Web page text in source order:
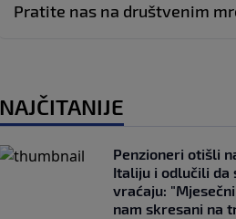
Pratite nas na društvenim
NAJČITANIJE
Penzioneri otišli
Italiju i odlučili da
vraćaju:
nam skresani na